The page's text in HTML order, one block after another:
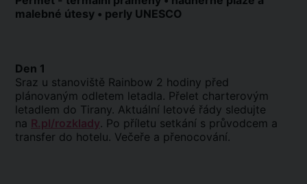
malebné útesy • perly UNESCO
Den 1
Sraz u stanoviště Rainbow 2 hodiny před
plánovaným odletem letadla. Přelet charterovým
letadlem do Tirany. Aktuální letové řády sledujte
na R.pl/rozklady. Po příletu setkání s průvodcem a
transfer do hotelu. Večeře a přenocování.